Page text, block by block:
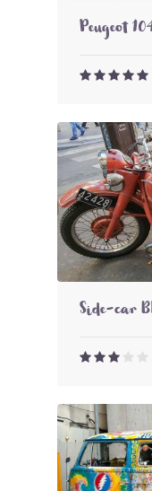
Peugeot
Side-car